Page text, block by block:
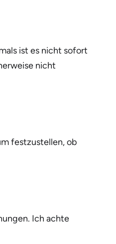
ist es nicht sofort
nicht
festzustellen, ob
Ich achte